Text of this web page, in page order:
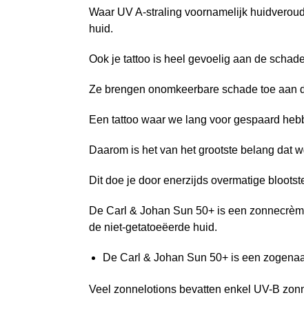
Waar UV A-straling voornamelijk
huid.
Ook je tattoo is heel gevoelig aan de
Ze brengen onomkeerbare schade toe
Een tattoo waar we lang voor gespaard
Daarom is het van het grootste belang dat
Dit doe je door enerzijds overmatige
De Carl & Johan Sun 50+ is een
de niet-getatoeëerde huid.
De Carl & Johan Sun 50+ is een
Veel zonnelotions bevatten enkel UV-B